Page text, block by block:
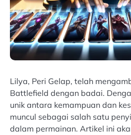
Lilya, Peri Gelap, telah
Battlefield dengan badai.
unik antara kemampuan dan
muncul sebagai salah satu
dalam permainan. Artikel ini